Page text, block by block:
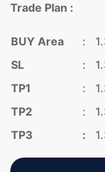
Trade Plan :
BUY Area :
SL
:
TP1
:
TP2
:
TP3
: